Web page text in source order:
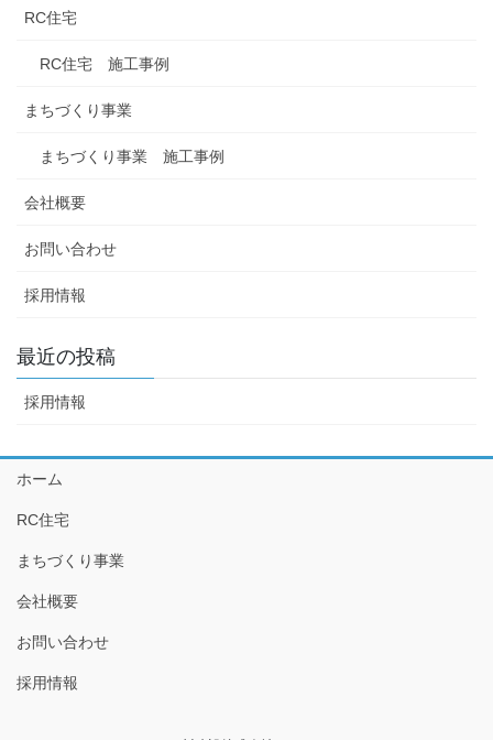
RC住宅
RC住宅 施工事例
まちづくり事業
まちづくり事業 施工事例
会社概要
お問い合わせ
採用情報
最近の投稿
採用情報
ホーム
RC住宅
まちづくり事業
会社概要
お問い合わせ
採用情報